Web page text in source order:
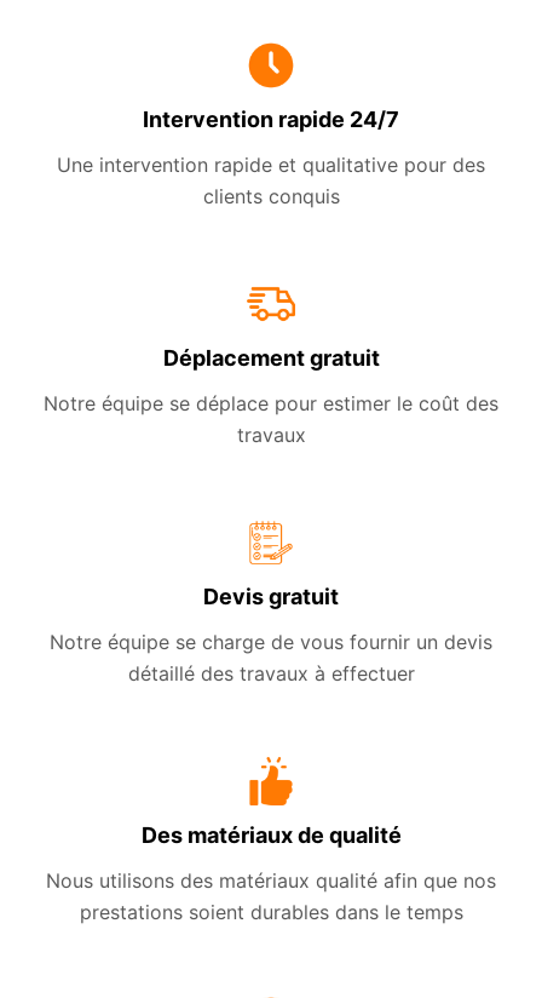
Intervention rapide 24/7
Une intervention rapide et qualitative pour des
clients conquis
Déplacement gratuit
Notre équipe se déplace pour estimer le coût des
travaux
Devis gratuit
Notre équipe se charge de vous fournir un devis
détaillé des travaux à effectuer
Des matériaux de qualité
Nous utilisons des matériaux qualité afin que nos
prestations soient durables dans le temps